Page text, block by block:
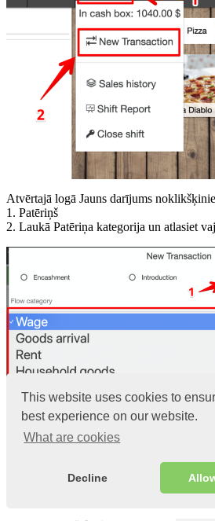
This website uses cookies to
best experience on our website.
What are cookies
Decline
Atvērtajā logā Jauns darījums
1. Patēriņš
2. Laukā Patēriņa kategorija un atlasiet
Ievadiet vajadzīgo skaidras naudas